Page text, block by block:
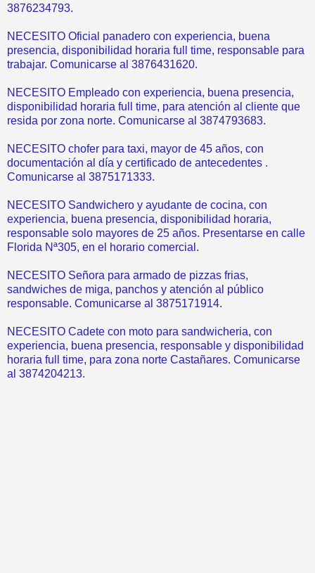
3876234793.
NECESITO Oficial panadero con experiencia, buena
presencia, disponibilidad horaria full time, responsable para
trabajar. Comunicarse al 3876431620.
NECESITO Empleado con experiencia, buena presencia,
disponibilidad horaria full time, para atención al cliente que
resida por zona norte. Comunicarse al 3874793683.
NECESITO chofer para taxi, mayor de 45 años, con
documentación al día y certificado de antecedentes .
Comunicarse al 3875171333.
NECESITO Sandwichero y ayudante de cocina, con
experiencia, buena presencia, disponibilidad horaria,
responsable solo mayores de 25 años. Presentarse en calle
Florida Nª305, en el horario comercial.
NECESITO Señora para armado de pizzas frias,
sandwiches de miga, panchos y atención al público
responsable. Comunicarse al 3875171914.
NECESITO Cadete con moto para sandwicheria, con
experiencia, buena presencia, responsable y disponibilidad
horaria full time, para zona norte Castañares. Comunicarse
al 3874204213.